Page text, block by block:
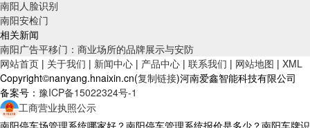
南阳人脸识别
南阳安检门
相关新闻
南阳广告平移门：商业场所的品牌展示与安防
网站首页 | 关于我们 | 新闻中心 | 产品中心 | 联系我们 | 网站地图 | XML
Copyright©nanyang.hnaixin.cn(复制链接)河南爱鑫智能科技有限公司
备案号： 豫ICP备15022324号-1
工商营业执照公示
南阳停车场管理系统哪家好？南阳停车管理系统报价是多少？南阳车牌识